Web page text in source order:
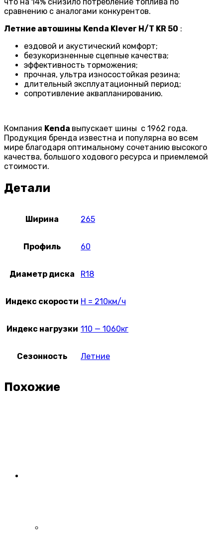
сравнению с аналогами конкурентов.
Летние автошины Kenda Klever H/T KR 50 :
ездовой и акустический комфорт;
безукоризненные сцепные качества;
эффективность торможения;
прочная, ультра износостойкая резина;
длительный эксплуатационный период;
сопротивление аквапланированию.
Компания Kenda выпускает шины с 1962 года.
Продукция бренда известна и популярна во всем
мире благодаря оптимальному сочетанию высокого
качества, большого ходового ресурса и приемлемой
стоимости.
Детали
Ширина 265
Профиль 60
Диаметр диска R18
Индекс скорости H = 210км/ч
Индекс нагрузки 110 — 1060кг
Сезонность Летние
Похожие